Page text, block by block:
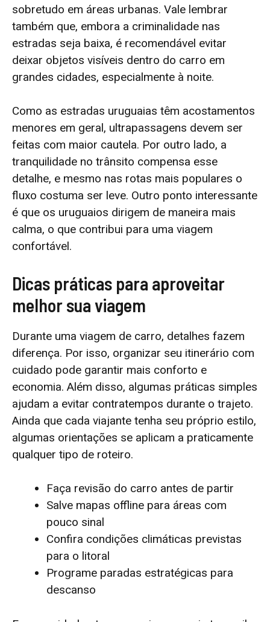
sobretudo em áreas urbanas. Vale lembrar
também que, embora a criminalidade nas
estradas seja baixa, é recomendável evitar
deixar objetos visíveis dentro do carro em
grandes cidades, especialmente à noite.
Como as estradas uruguaias têm acostamentos
menores em geral, ultrapassagens devem ser
feitas com maior cautela. Por outro lado, a
tranquilidade no trânsito compensa esse
detalhe, e mesmo nas rotas mais populares o
fluxo costuma ser leve. Outro ponto interessante
é que os uruguaios dirigem de maneira mais
calma, o que contribui para uma viagem
confortável.
Dicas práticas para aproveitar
melhor sua viagem
Durante uma viagem de carro, detalhes fazem
diferença. Por isso, organizar seu itinerário com
cuidado pode garantir mais conforto e
economia. Além disso, algumas práticas simples
ajudam a evitar contratempos durante o trajeto.
Ainda que cada viajante tenha seu próprio estilo,
algumas orientações se aplicam a praticamente
qualquer tipo de roteiro.
Faça revisão do carro antes de partir
Salve mapas offline para áreas com
pouco sinal
Confira condições climáticas previstas
para o litoral
Programe paradas estratégicas para
descanso